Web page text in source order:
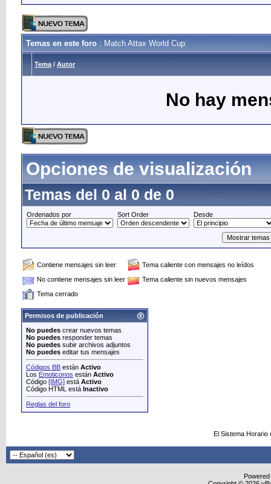
Temas en este foro : Match Attax World Cup
Tema / Autor
No hay
Opciones de visualización
Temas del 0 al 0 de 0
Ordenados por Sort Order Desde
Contiene mensajes sin leer
Tema caliente con mensajes no leídos
No contiene mensajes sin leer
Tema caliente sin nuevos mensajes
Tema cerrado
Permisos de publicación
No puedes crear nuevos temas
No puedes responder temas
No puedes subir archivos adjuntos
No puedes editar tus mensajes
Códigos BB están Activo
Los Emoticonos están Activo
Código [IMG] está Activo
Código HTML está Inactivo
Reglas del foro
El Sistema